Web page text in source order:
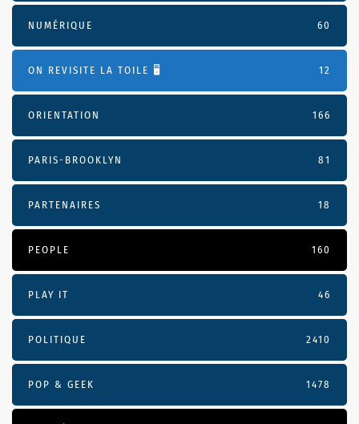
NUMÉRIQUE 60
ON REVISITE LA TOILE 🖥️ 12
ORIENTATION 166
PARIS-BROOKLYN 81
PARTENAIRES 18
PEOPLE 160
PLAY IT 46
POLITIQUE 2410
POP & GEEK 1478